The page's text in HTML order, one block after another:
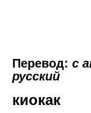
Перевод: с
русский
киокак